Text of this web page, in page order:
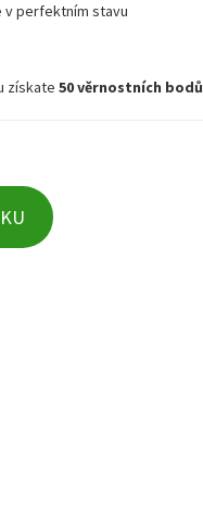
v perfektním stavu
získate 50 věrnostních bodů